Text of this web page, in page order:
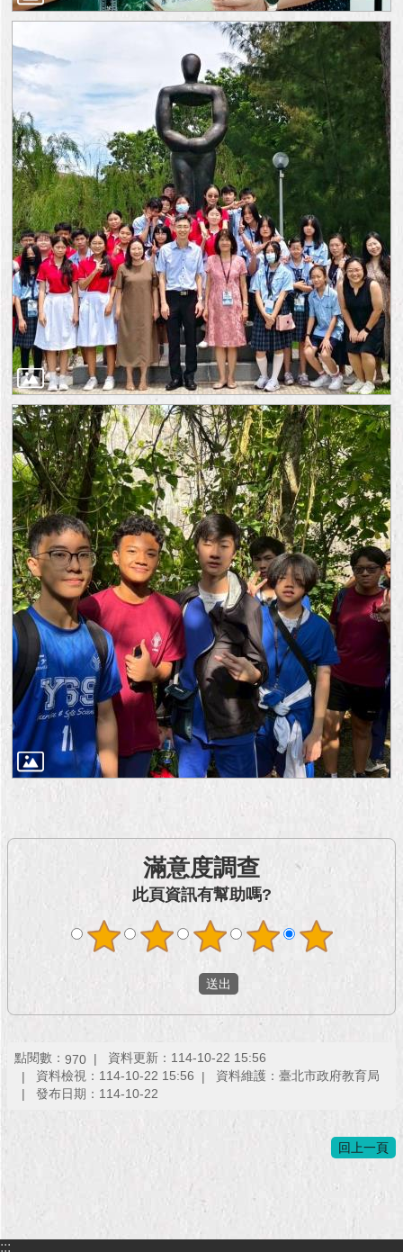
滿意度調查
此頁資訊有幫助嗎?
點閱數： 970
資料更新：114-10-22 15:56
資料檢視：114-10-22 15:56
資料維護：臺北市政府教育局
發布日期：114-10-22
回上一頁
:::